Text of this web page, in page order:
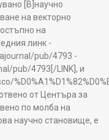
[B]научно
на векторно
на
линк -
pub/4793 -
pub/4793[/LINK], и
от Центъра за
по молба на
научно становище, е